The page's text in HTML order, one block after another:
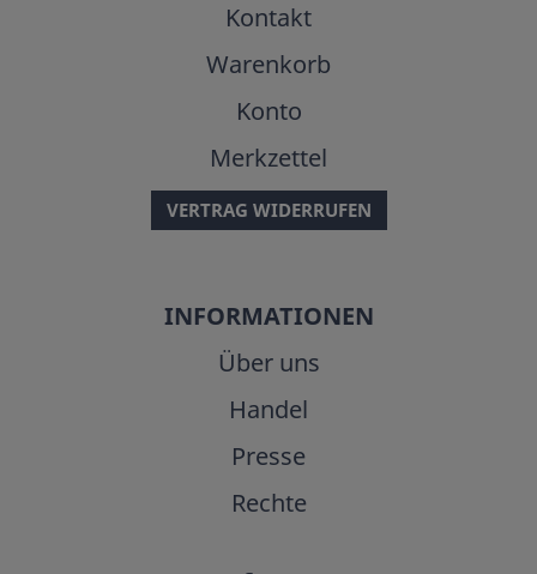
Kontakt
Warenkorb
Konto
Merkzettel
VERTRAG WIDERRUFEN
INFORMATIONEN
Über uns
Handel
Presse
Rechte